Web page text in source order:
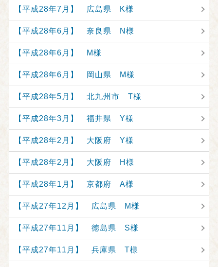
【平成28年7月】 広島県 K様
【平成28年6月】 奈良県 N様
【平成28年6月】 M様
【平成28年6月】 岡山県 M様
【平成28年5月】 北九州市 T様
【平成28年3月】 福井県 Y様
【平成28年2月】 大阪府 Y様
【平成28年2月】 大阪府 H様
【平成28年1月】 京都府 A様
【平成27年12月】 広島県 M様
【平成27年11月】 徳島県 S様
【平成27年11月】 兵庫県 T様